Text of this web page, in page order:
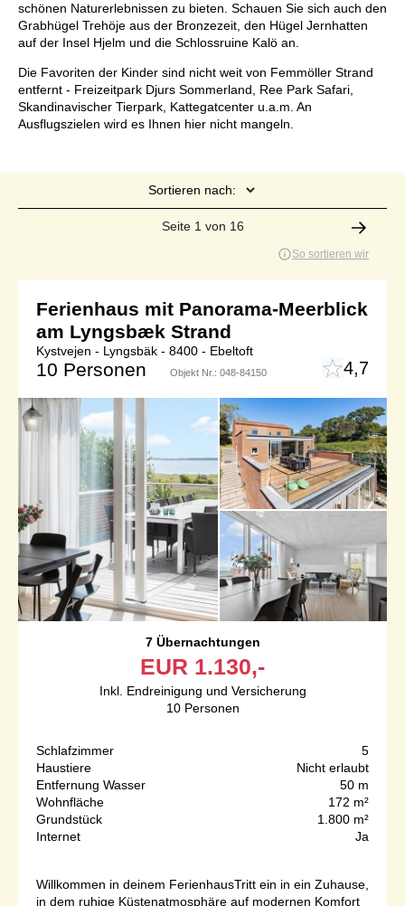
schönen Naturerlebnissen zu bieten. Schauen Sie sich auch den
Grabhügel Trehöje aus der Bronzezeit, den Hügel Jernhatten
auf der Insel Hjelm und die Schlossruine Kalö an.
Die Favoriten der Kinder sind nicht weit von Femmöller Strand
entfernt - Freizeitpark Djurs Sommerland, Ree Park Safari,
Skandinavischer Tierpark, Kattegatcenter u.a.m. An
Ausflugszielen wird es Ihnen hier nicht mangeln.
Sortieren nach:
Seite 1 von 16
So sortieren wir
Ferienhaus mit Panorama-Meerblick
am Lyngsbæk Strand
Kystvejen - Lyngsbäk - 8400 - Ebeltoft
10 Personen Objekt Nr.: 048-84150 4,7
7 Übernachtungen
EUR 1.130,-
Inkl. Endreinigung und Versicherung
10 Personen
Schlafzimmer
5
Haustiere
Nicht erlaubt
Entfernung Wasser
50 m
Wohnfläche
172 m²
Grundstück
1.800 m²
Internet
Ja
Willkommen in deinem FerienhausTritt ein in ein Zuhause,
in dem ruhige Küstenatmosphäre auf modernen Komfort